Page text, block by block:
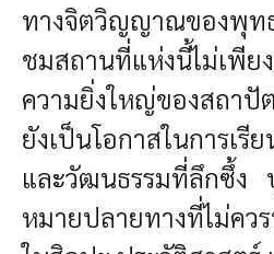
ทางจิตวิญญาณของพุท
ชมสถานที่แห่งนี้ไม่เพีย
ความยิ่งใหญ่ของสถาปั
ยังเป็นโอกาสในการเรี
และวัฒนธรรมที่ลึกซึ้ง
หมายปลายทางที่ไม่คว